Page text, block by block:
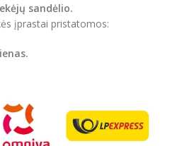
sandėlio.
įprastai pristatomos: